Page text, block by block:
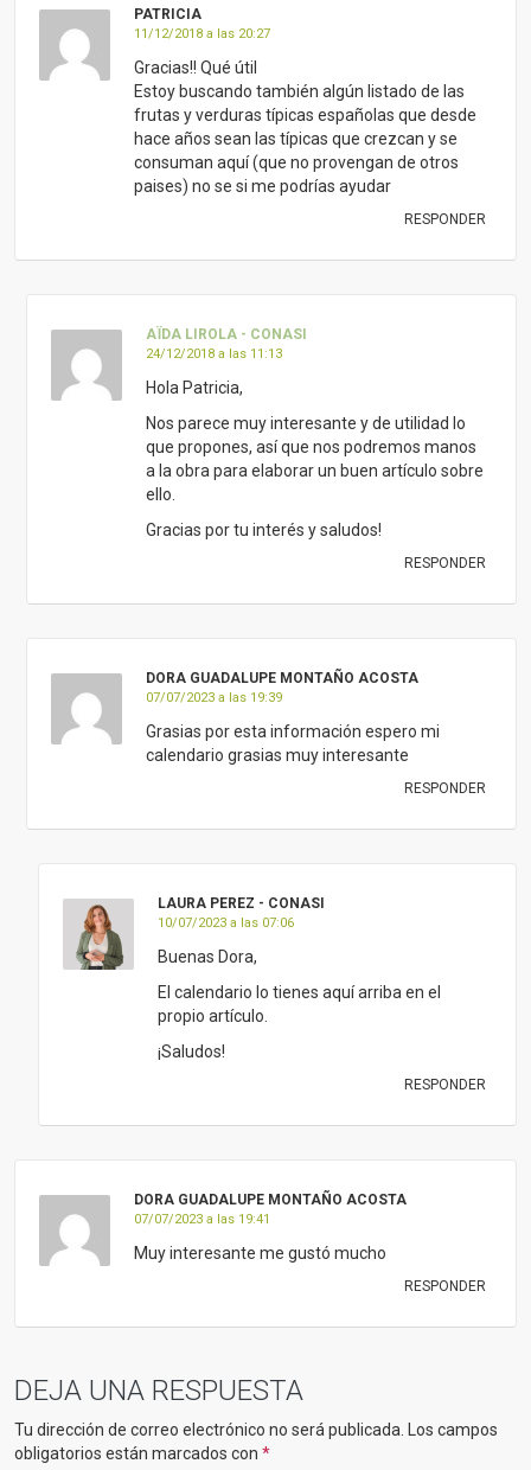
PATRICIA
11/12/2018 a las 20:27
Gracias!! Qué útil
Estoy buscando también algún listado de las
frutas y verduras típicas españolas que desde
hace años sean las típicas que crezcan y se
consuman aquí (que no provengan de otros
paises) no se si me podrías ayudar
RESPONDER
AÏDA LIROLA - CONASI
24/12/2018 a las 11:13
Hola Patricia,
Nos parece muy interesante y de utilidad lo
que propones, así que nos podremos manos
a la obra para elaborar un buen artículo sobre
ello.
Gracias por tu interés y saludos!
RESPONDER
DORA GUADALUPE MONTAÑO ACOSTA
07/07/2023 a las 19:39
Grasias por esta información espero mi
calendario grasias muy interesante
RESPONDER
LAURA PEREZ - CONASI
10/07/2023 a las 07:06
Buenas Dora,
El calendario lo tienes aquí arriba en el
propio artículo.
¡Saludos!
RESPONDER
DORA GUADALUPE MONTAÑO ACOSTA
07/07/2023 a las 19:41
Muy interesante me gustó mucho
RESPONDER
DEJA UNA RESPUESTA
Tu dirección de correo electrónico no será publicada. Los campos
obligatorios están marcados con *